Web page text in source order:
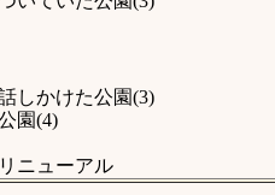
しかけた公園(3)
園(4)
ニューアル